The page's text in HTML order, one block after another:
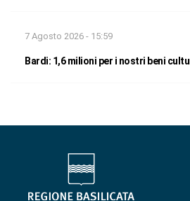
7 Agosto 2026 - 15:59
Bardi: 1,6 milioni per i nostri beni